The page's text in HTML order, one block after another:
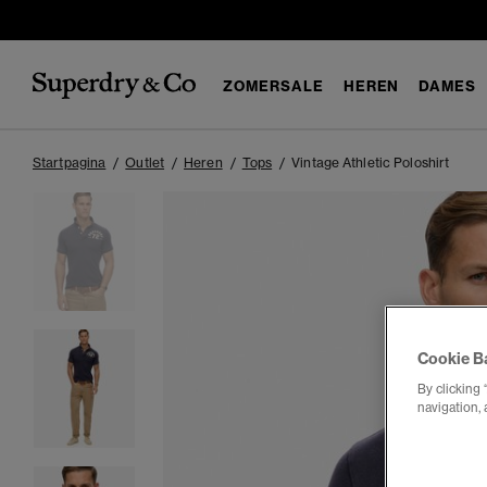
ZOMERSALE HEREN DAMES
Startpagina Outlet Heren Tops Vintage Athletic Poloshirt
Cookie
By clicking
navigation,